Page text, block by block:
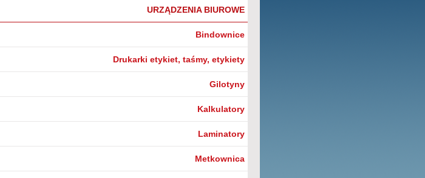
URZĄDZENIA BIUROWE
Bindownice
Drukarki etykiet, taśmy, etykiety
Gilotyny
Kalkulatory
Laminatory
Metkownica